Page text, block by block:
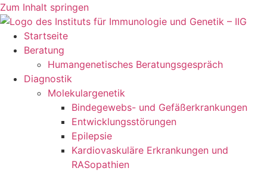
Zum Inhalt springen
Startseite
Beratung
Humangenetisches Beratungsgespräch
Diagnostik
Molekulargenetik
Bindegewebs- und Gefäßerkrankungen
Entwicklungsstörungen
Epilepsie
Kardiovaskuläre Erkrankungen und
RASopathien